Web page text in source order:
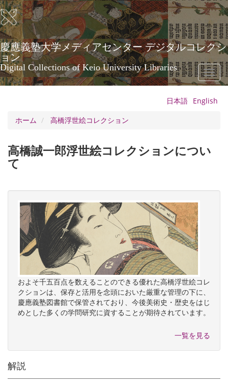
メ
イ
ン
コ
ン
テ
ン
ツ
に
慶應義塾大学メディアセンター デジタルコレクシ
ョン
Digital Collections of Keio University Libraries
Toggle
日本語 English
ホーム
高橋浮世絵コレクション
高橋誠一郎浮世絵コレクションについ
て
およそ千五百点を数えることのできる優れた高橋浮世絵コレ
クションは、保存と活用を念頭においた厳重な管理の下に、
慶應義塾図書館で保管されており、今後美術史・歴史をはじ
めとした多くの学問研究に資することが期待されています。
一覧を見る
解説